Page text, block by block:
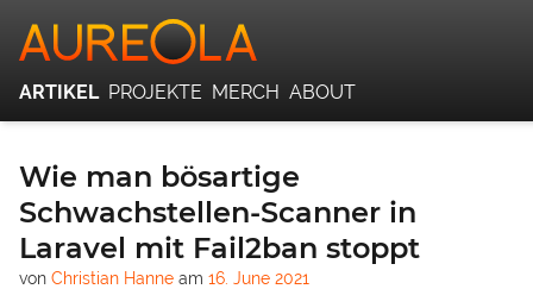
Wie man bösartige
Schwachstellen-Scanner in
Laravel mit Fail2ban stoppt
von Christian Hanne am 16. June 2021
ARTIKEL PROJEKTE MERCH ABOUT